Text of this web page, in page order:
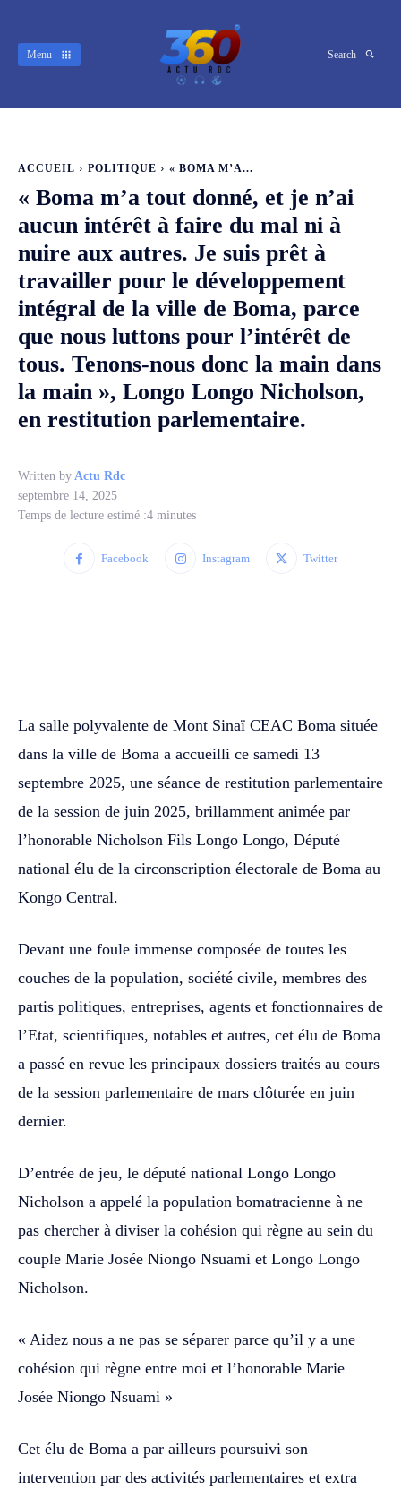
Menu Search
ACCUEIL POLITIQUE « BOMA M’A...
« Boma m’a tout donné, et je n’ai
aucun intérêt à faire du mal ni à
nuire aux autres. Je suis prêt à
travailler pour le développement
intégral de la ville de Boma, parce
que nous luttons pour l’intérêt de
tous. Tenons-nous donc la main dans
la main », Longo Longo Nicholson,
en restitution parlementaire.
Written by Actu Rdc
septembre 14, 2025
Temps de lecture estimé :4 minutes
Facebook Instagram Twitter
La salle polyvalente de Mont Sinaï CEAC Boma située
dans la ville de Boma a accueilli ce samedi 13
septembre 2025, une séance de restitution parlementaire
de la session de juin 2025, brillamment animée par
l’honorable Nicholson Fils Longo Longo, Député
national élu de la circonscription électorale de Boma au
Kongo Central.
Devant une foule immense composée de toutes les
couches de la population, société civile, membres des
partis politiques, entreprises, agents et fonctionnaires de
l’Etat, scientifiques, notables et autres, cet élu de Boma
a passé en revue les principaux dossiers traités au cours
de la session parlementaire de mars clôturée en juin
dernier.
D’entrée de jeu, le député national Longo Longo
Nicholson a appelé la population bomatracienne à ne
pas chercher à diviser la cohésion qui règne au sein du
couple Marie Josée Niongo Nsuami et Longo Longo
Nicholson.
« Aidez nous a ne pas se séparer parce qu’il y a une
cohésion qui règne entre moi et l’honorable Marie
Josée Niongo Nsuami »
Cet élu de Boma a par ailleurs poursuivi son
intervention par des activités parlementaires et extra